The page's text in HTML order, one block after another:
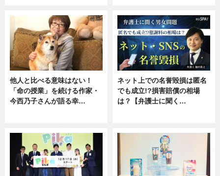
他人と比べる意味はない！
「命の授業」を続ける作家・
今西乃子さんが語る幸…
ネット上での名誉毀損は匿名
でも成立!?損害賠償の相場
は？【弁護士に聞く…